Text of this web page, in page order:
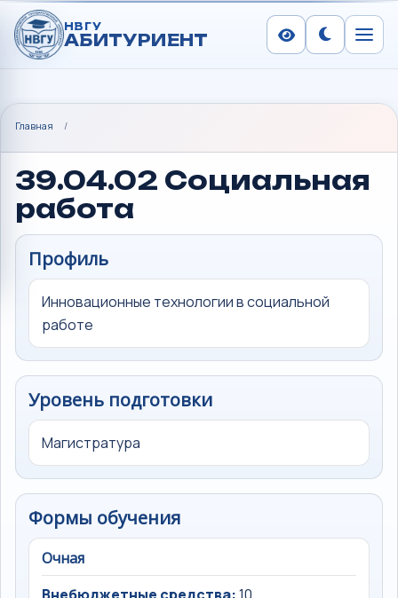
НВГУ
АБИТУРИЕНТ СменитьМеню
Главная /
39.04.02 Социальная
работа
Профиль
Инновационные технологии в социальной
работе
Уровень подготовки
Магистратура
Формы обучения
Очная